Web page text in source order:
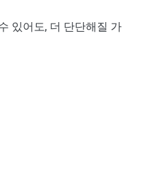
있어도, 더 단단해질 가